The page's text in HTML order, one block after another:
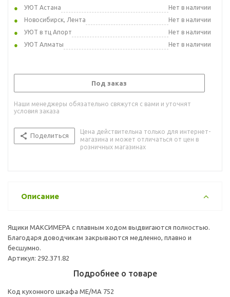
УЮТ Астана
Нет в наличии
Новосибирск, Лента
Нет в наличии
УЮТ в тц Апорт
Нет в наличии
УЮТ Алматы
Нет в наличии
Под заказ
Наши менеджеры обязательно свяжутся с вами и уточнят
условия заказа
Поделиться
Цена действительна только для интернет-
магазина и может отличаться от цен в
розничных магазинах
Описание
Ящики МАКСИМЕРА с плавным ходом выдвигаются полностью.
Благодаря доводчикам закрываются медленно, плавно и
бесшумно.
Артикул: 292.371.82
Подробнее о товаре
Код кухонного шкафа ME/MA 752